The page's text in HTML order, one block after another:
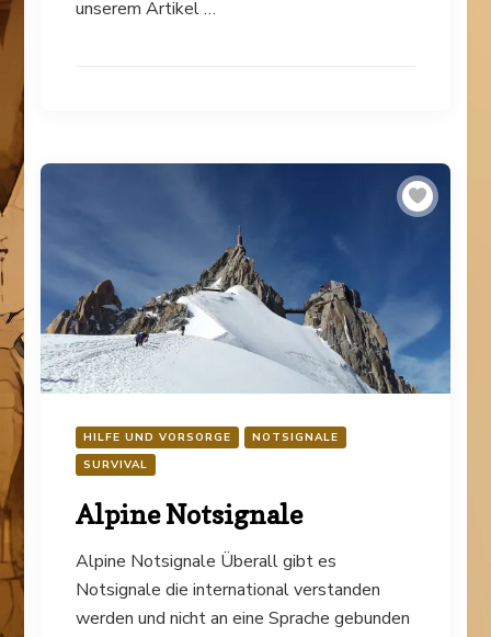
unserem Artikel …
HILFE UND VORSORGE
NOTSIGNALE
SURVIVAL
Alpine Notsignale
Alpine Notsignale Überall gibt es
Notsignale die international verstanden
werden und nicht an eine Sprache gebunden